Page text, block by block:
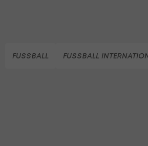
FUSSBALL FUSSBALL